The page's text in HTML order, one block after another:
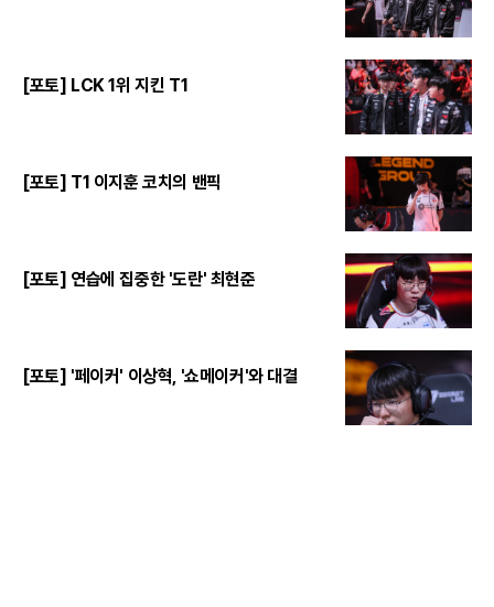
[포토] LCK 1위 지킨 T1
[포토] T1 이지훈 코치의 밴픽
[포토] 연습에 집중한 '도란' 최현준
[포토] '페이커' 이상혁, '쇼메이커'와 대결